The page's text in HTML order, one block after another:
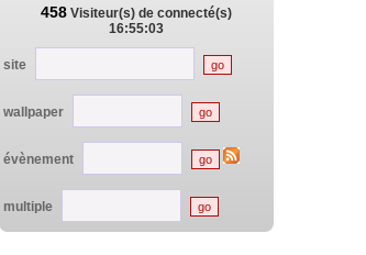
458 Visiteur(s) de connecté(s)
16:55:03
site
wallpaper
évènement
multiple